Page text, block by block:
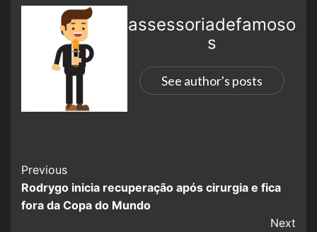
assessoriadefamoso
s
See author's posts
Previous
Rodrygo inicia recuperação após cirurgia e fica
fora da Copa do Mundo
Next